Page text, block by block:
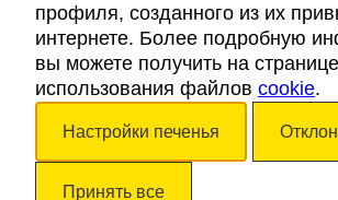
Cookies
Доступность
Авторские права © 2026. Каталонский
профиля, созданного из их
интернете. Более подробную
вы можете получить на
использования файлов cookie.
Настройки печенья
Принять все